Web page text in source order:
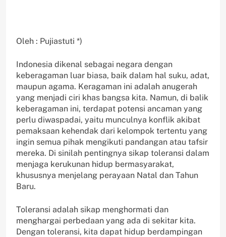
Oleh : Pujiastuti *)
Indonesia dikenal sebagai negara dengan
keberagaman luar biasa, baik dalam hal suku, adat,
maupun agama. Keragaman ini adalah anugerah
yang menjadi ciri khas bangsa kita. Namun, di balik
keberagaman ini, terdapat potensi ancaman yang
perlu diwaspadai, yaitu munculnya konflik akibat
pemaksaan kehendak dari kelompok tertentu yang
ingin semua pihak mengikuti pandangan atau tafsir
mereka. Di sinilah pentingnya sikap toleransi dalam
menjaga kerukunan hidup bermasyarakat,
khususnya menjelang perayaan Natal dan Tahun
Baru.
Toleransi adalah sikap menghormati dan
menghargai perbedaan yang ada di sekitar kita.
Dengan toleransi, kita dapat hidup berdampingan